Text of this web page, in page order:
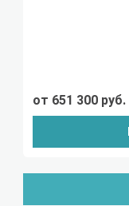
от 651 300 руб.